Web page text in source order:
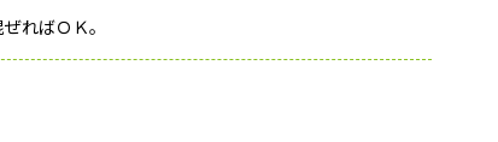
ればＯＫ。